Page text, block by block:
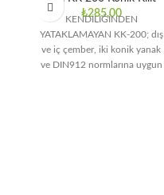
₺285,00
KENDİLİĞİNDEN
YATAKLAMAYAN KK-200; dış
ve iç çember, iki konik yanak
ve DIN912 normlarına uygun